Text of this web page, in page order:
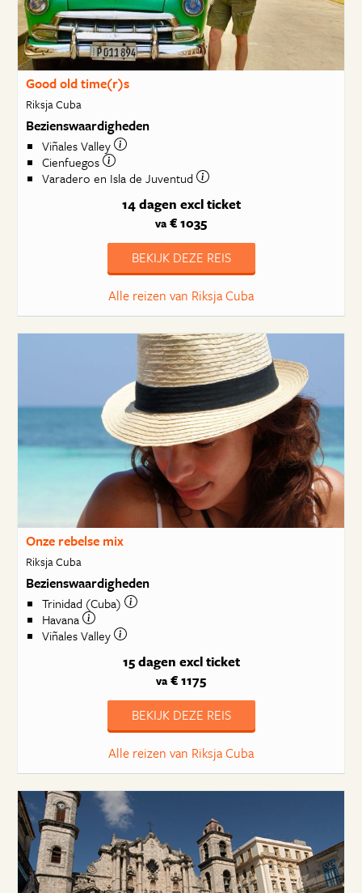
Good old time(r)s
Riksja Cuba
Bezienswaardigheden
Viñales Valley
Cienfuegos
Varadero en Isla de Juventud
14 dagen excl ticket
va € 1035
BEKIJK DEZE REIS
Alle reizen van Riksja Cuba
Onze rebelse mix
Riksja Cuba
Bezienswaardigheden
Trinidad (Cuba)
Havana
Viñales Valley
15 dagen excl ticket
va € 1175
BEKIJK DEZE REIS
Alle reizen van Riksja Cuba